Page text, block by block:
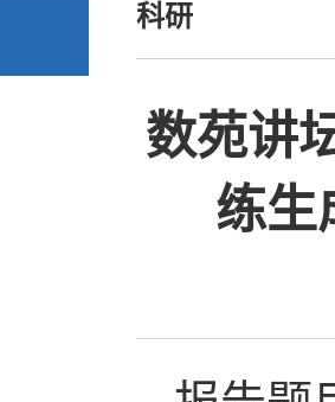
科研
数苑讲
练生